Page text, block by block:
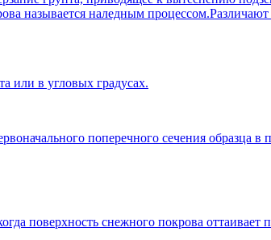
называется наледным
или в угловых градусах.
поперечного сечения образца
поверхность снежного покрова оттаивает